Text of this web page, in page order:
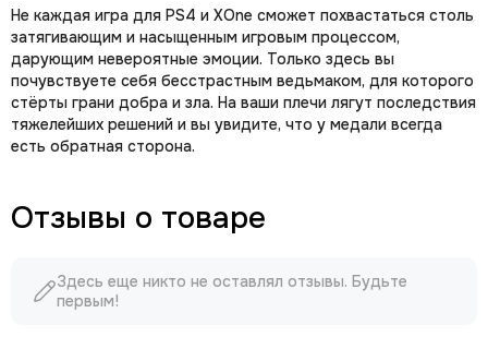
Не каждая игра для PS4 и XOne сможет похвастаться столь
затягивающим и насыщенным игровым процессом,
дарующим невероятные эмоции. Только здесь вы
почувствуете себя бесстрастным ведьмаком, для которого
стёрты грани добра и зла. На ваши плечи лягут последствия
тяжелейших решений и вы увидите, что у медали всегда
есть обратная сторона.
Отзывы о товаре
Здесь еще никто не оставлял отзывы. Будьте
первым!